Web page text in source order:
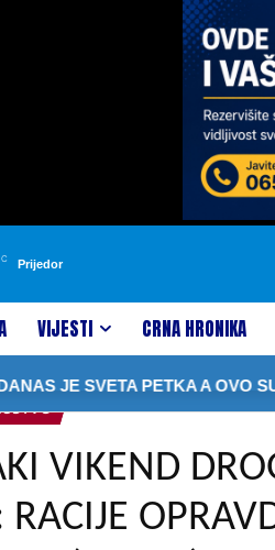
C Prijedor
VIJESTI CRNA HRONIKA
JE SVETA PETKA A OVO SU
VIKEND